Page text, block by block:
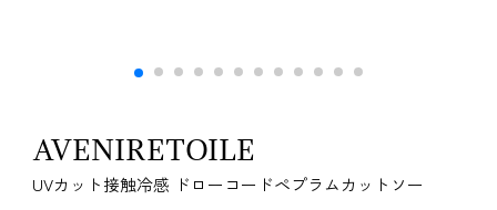
AVENIRETOILE
UVカット接触冷感 ドローコードペプラムカットソー